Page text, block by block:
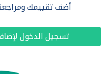
أضف تقييمك
تسجيل الدخول